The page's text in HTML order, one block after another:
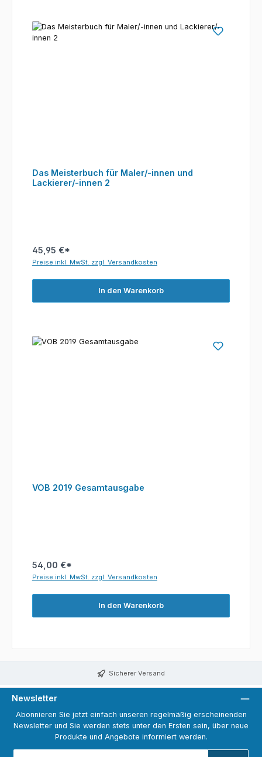
Das Meisterbuch für Maler/-innen und
Lackierer/-innen 2
45,95 €*
Preise inkl. MwSt. zzgl. Versandkosten
In den Warenkorb
VOB 2019 Gesamtausgabe
54,00 €*
Preise inkl. MwSt. zzgl. Versandkosten
In den Warenkorb
Sicherer Versand
Newsletter
Abonnieren Sie jetzt einfach unseren regelmäßig erscheinenden
Newsletter und Sie werden stets unter den Ersten sein, über neue
Produkte und Angebote informiert werden.